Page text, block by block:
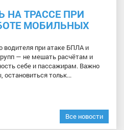
НА ТРАССЕ ПРИ
МОБИЛЬНЫХ
водителя при атаке БПЛА и
— не мешать расчётам и
себе и пассажирам. Важно
остановиться тольк...
Все новости